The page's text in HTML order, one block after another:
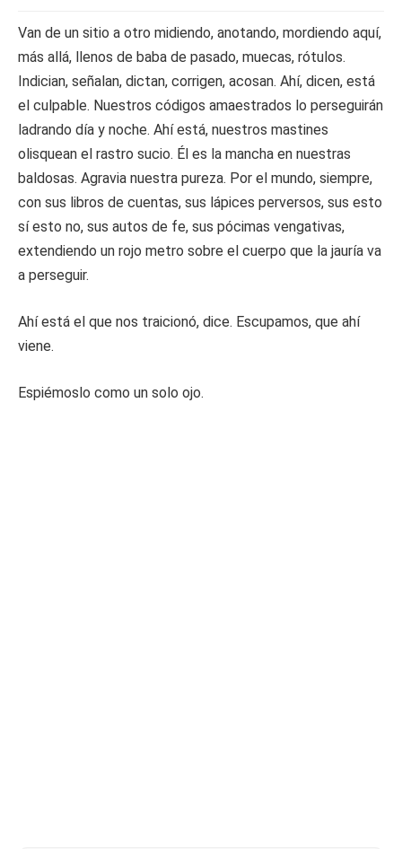
Van de un sitio a otro midiendo, anotando, mordiendo aquí,
más allá, llenos de baba de pasado, muecas, rótulos.
Indician, señalan, dictan, corrigen, acosan. Ahí, dicen, está
el culpable. Nuestros códigos amaestrados lo perseguirán
ladrando día y noche. Ahí está, nuestros mastines
olisquean el rastro sucio. Él es la mancha en nuestras
baldosas. Agravia nuestra pureza. Por el mundo, siempre,
con sus libros de cuentas, sus lápices perversos, sus esto
sí esto no, sus autos de fe, sus pócimas vengativas,
extendiendo un rojo metro sobre el cuerpo que la jauría va
a perseguir.
Ahí está el que nos traicionó, dice. Escupamos, que ahí
viene.
Espiémoslo como un solo ojo.